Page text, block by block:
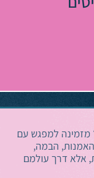
מזמינה למפגש עם
האמנות, הבמה,
אלא דרך עולמם